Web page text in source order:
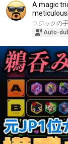
A magic
ユジックの
Auto-